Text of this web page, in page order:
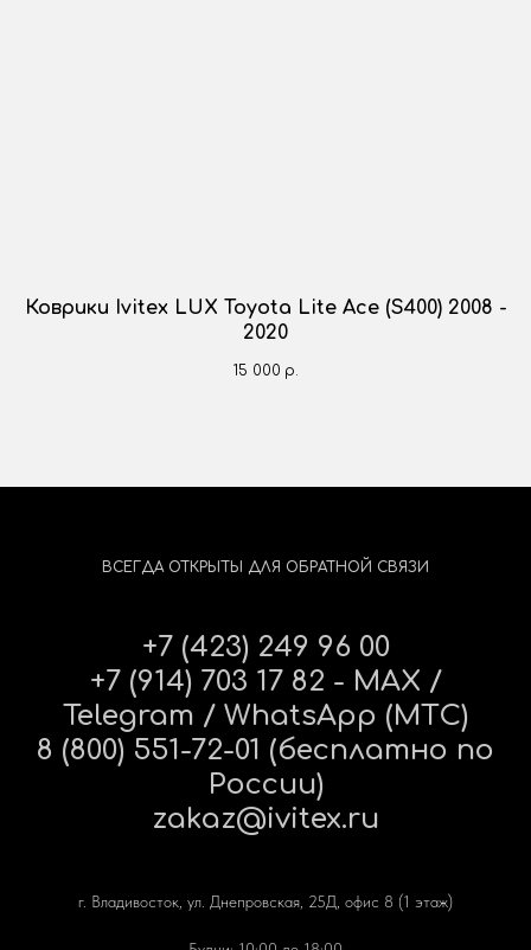
Коврики Ivitex LUX Toyota Lite Ace (S400) 2008 -
2020
15 000 р.
ВСЕГДА ОТКРЫТЫ ДЛЯ ОБРАТНОЙ СВЯЗИ
+7 (423) 249 96 00
+7 (914) 703 17 82 - MAX /
Telegram / WhatsApp (МТС)
8 (800) 551-72-01 (бесплатно по
России)
zakaz@ivitex.ru
г. Владивосток, ул. Днепровская, 25Д, офис 8 (1 этаж)